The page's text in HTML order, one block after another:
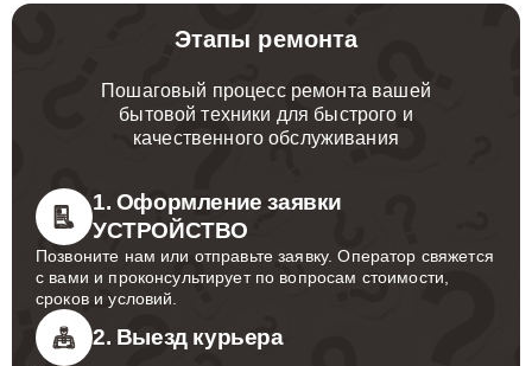
Этапы ремонта
Пошаговый процесс ремонта вашей
бытовой техники для быстрого и
качественного обслуживания
1. Оформление заявки
УСТРОЙСТВО
Позвоните нам или отправьте заявку. Оператор свяжется
с вами и проконсультирует по вопросам стоимости,
сроков и условий.
2. Выезд курьера